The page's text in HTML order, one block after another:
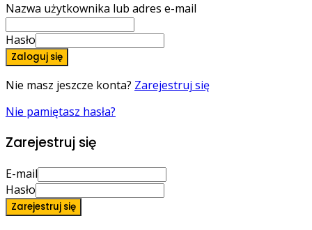
Nazwa użytkownika lub adres e-mail
Hasło
Zaloguj się
Nie masz jeszcze konta? Zarejestruj się
Nie pamiętasz hasła?
Zarejestruj się
E-mail
Hasło
Zarejestruj się